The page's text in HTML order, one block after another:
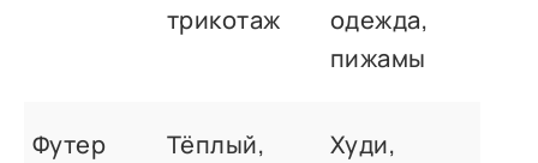
трикотаж
одежда,
пижамы
Футер
Тёплый,
Худи,